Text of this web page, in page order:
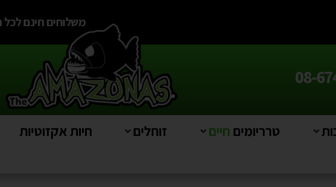
משלוחים חינם לכל
טרריומים חיים זוחלים חיות אקזוטיות